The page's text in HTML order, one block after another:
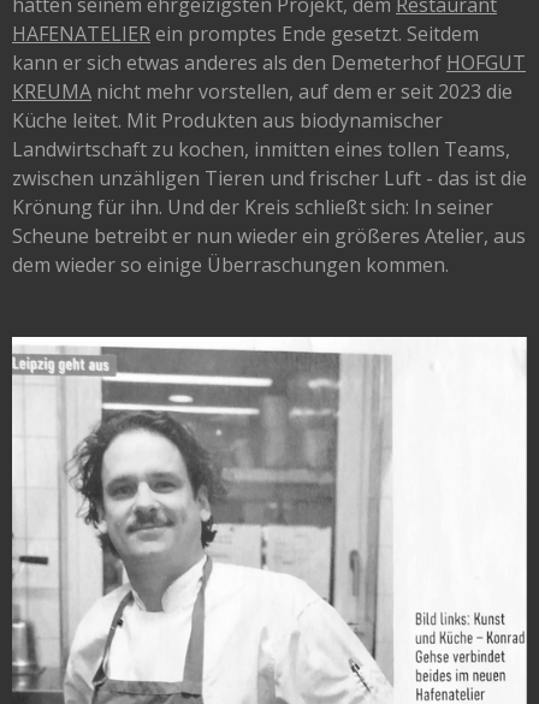
HAFENATELIERein promptes Ende gesetzt. Seitdem
kann er sich etwas anderes als den Demeterhof HOFGUT
KREUMA nicht mehr vorstellen, auf dem er seit 2023 die
Küche leitet. Mit Produkten aus biodynamischer
Landwirtschaft zu kochen, inmitten eines tollen Teams,
zwischen unzähligen Tieren und frischer Luft - das ist die
Krönung für ihn. Und der Kreis schließt sich: In seiner
Scheune betreibt er nun wieder ein größeres Atelier, aus
dem wieder so einige Überraschungen kommen.